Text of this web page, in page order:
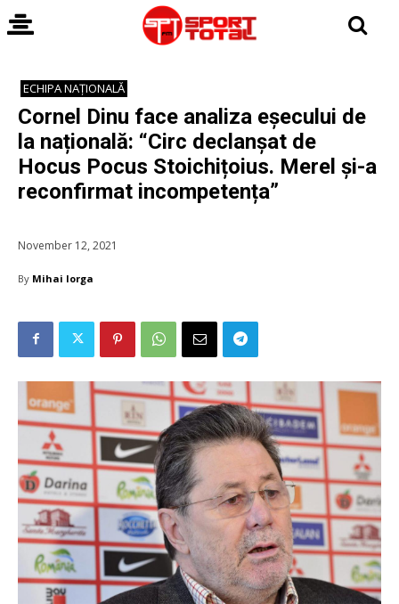
ECHIPA NAȚIONALĂ
Cornel Dinu face analiza eșecului de
la națională: “Circ declanșat de
Hocus Pocus Stoichițoius. Merel și-a
reconfirmat incompetența”
November 12, 2021
By Mihai Iorga